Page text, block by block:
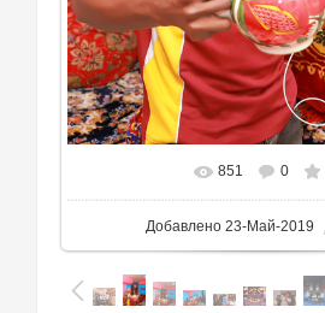
851 0
Добавлено23-Май-2019